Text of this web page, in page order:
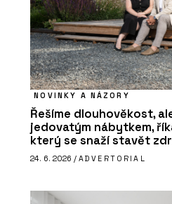
NOVINKY A NÁZORY
Řešíme dlouhověkost,
jedovatým nábytkem,
který se snaží stavět
24. 6. 2026 / ADVERTORIAL